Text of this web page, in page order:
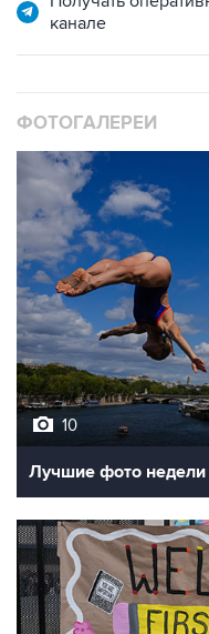
канале
ФОТОГАЛЕРЕИ
10
Лучшие фото недели